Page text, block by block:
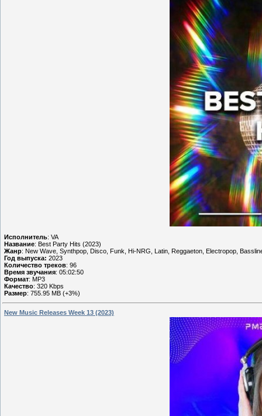
Исполнитель: VA
Название: Best Party Hits (2023)
Жанр: New Wave, Synthpop, Disco, Funk, Hi-NRG, Latin, Reggaeton, Electropop,
Год выпуска: 2023
Количество треков: 96
Время звучания: 05:02:50
Формат: MP3
Качество: 320 Kbps
Размер: 755.95 MB (+3%)
New Music Releases Week 13 (2023)